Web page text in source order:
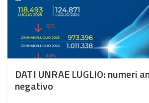
DATI UNRAE LUGLIO: numeri
negativo